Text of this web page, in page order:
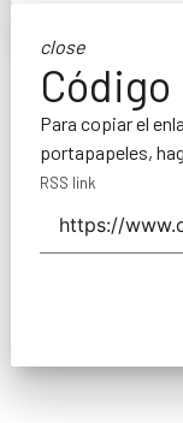
close
Código
Para copiar el
portapapeles,
RSS link